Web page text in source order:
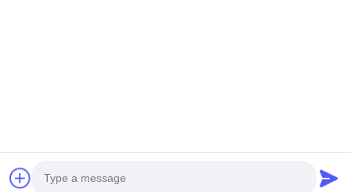
Developed by